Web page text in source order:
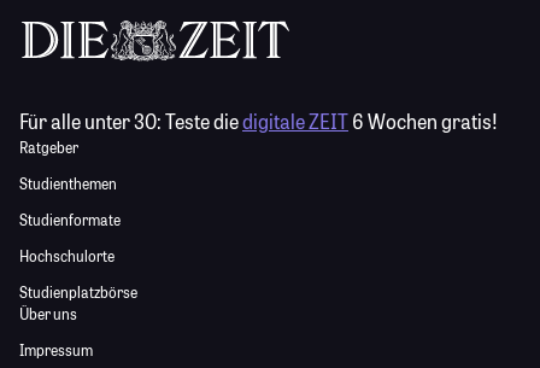
Für alle unter 30:Teste diedigitale ZEIT6 Wochen gratis!
Ratgeber
Studienthemen
Studienformate
Hochschulorte
Studienplatzbörse
Über uns
Impressum